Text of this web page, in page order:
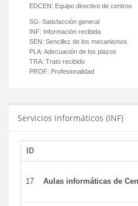
EDCEN: Equipo directivo de centros
SG: Satisfacción general
INF: Información recibida
SEN: Sencillez de los mecanismos
PLA: Adecuación de los plazos
TRA: Trato recibido
PROF: Profesionalidad
Servicios informáticos (INF)
ID
17 Aulas informáticas de